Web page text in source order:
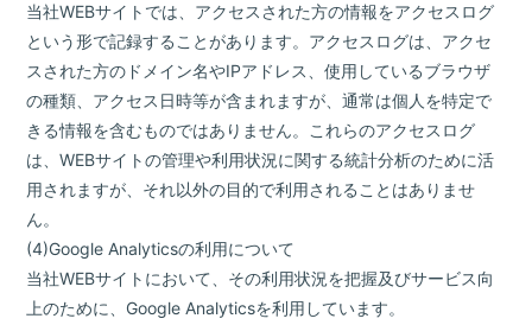
当社WEBサイトでは、アクセスされた方の情報をアクセスログ
という形で記録することがあります。アクセスログは、アクセ
スされた方のドメイン名やIPアドレス、使用しているブラウザ
の種類、アクセス日時等が含まれますが、通常は個人を特定で
きる情報を含むものではありません。これらのアクセスログ
は、WEBサイトの管理や利用状況に関する統計分析のために活
用されますが、それ以外の目的で利用されることはありませ
ん。
(4)Google Analyticsの利用について
当社WEBサイトにおいて、その利用状況を把握及びサービス向
上のために、Google Analyticsを利用しています。